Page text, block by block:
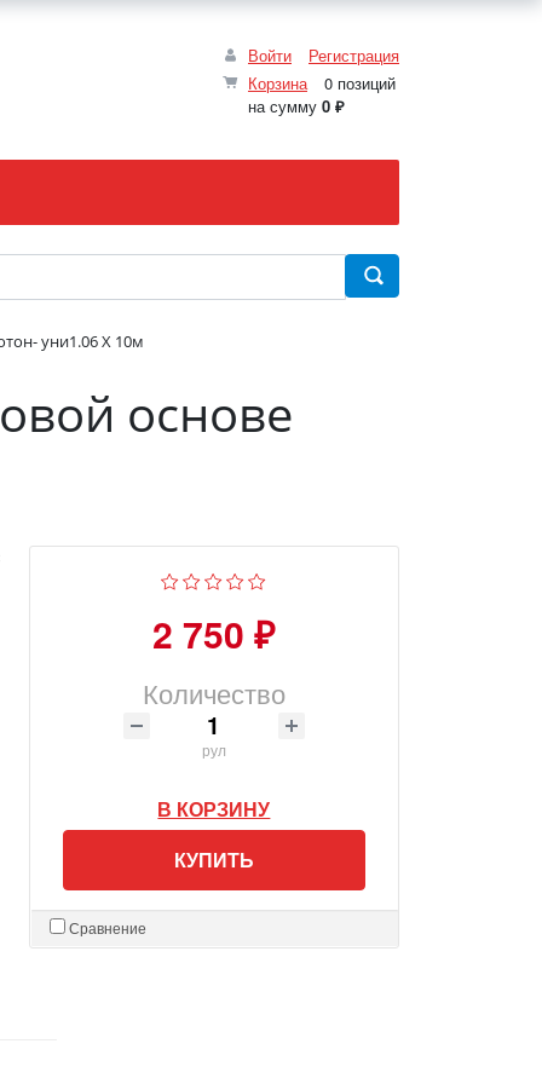
Войти
Регистрация
Корзина
0 позиций
на сумму 0 ₽
уни1.06 X 10м
основе
2 750 ₽
Количество
рул
В КОРЗИНУ
КУПИТЬ
Сравнение